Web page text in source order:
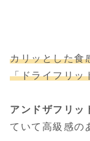
カリッとした食
「ドライフリッ
アンドザフリッ
ていて高級感の